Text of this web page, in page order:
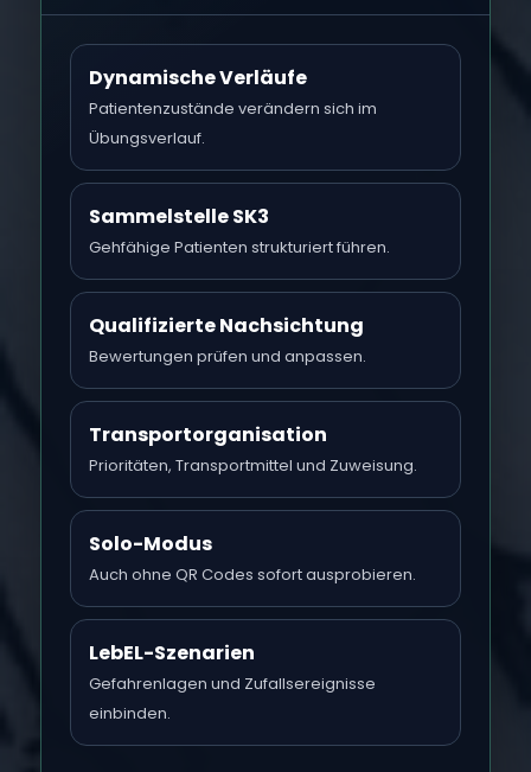
Dynamische Verläufe
Patientenzustände verändern sich im
Übungsverlauf.
Sammelstelle SK3
Gehfähige Patienten strukturiert führen.
Qualifizierte Nachsichtung
Bewertungen prüfen und anpassen.
Transportorganisation
Prioritäten, Transportmittel und Zuweisung.
Solo-Modus
Auch ohne QR Codes sofort ausprobieren.
LebEL-Szenarien
Gefahrenlagen und Zufallsereignisse
einbinden.